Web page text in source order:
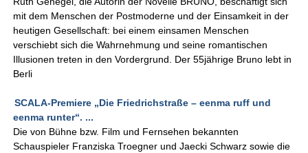
mit dem Menschen der Postmoderne und der Einsamkeit in der
heutigen Gesellschaft: bei einem einsamen Menschen
verschiebt sich die Wahrnehmung und seine romantischen
Illusionen treten in den Vordergrund. Der 55jährige Bruno lebt in
Berli
SCALA-Premiere „Die Friedrichstraße – eenma ruff und
eenma runter“. ...
Die von Bühne bzw. Film und Fernsehen bekannten
Schauspieler Franziska Troegner und Jaecki Schwarz sowie die